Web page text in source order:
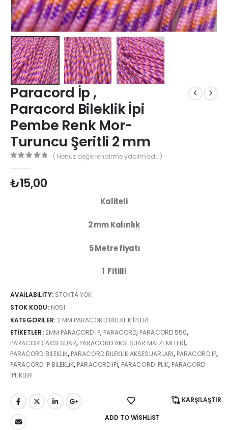
Paracord İp ,
Paracord Bileklik İpi
Pembe Renk Mor-
Turuncu Şeritli 2 mm
( Henüz değerlendirme yapılmadı. )
₺15,00
Kaliteli
2 mm Kalınlık
5 Metre fiyatı
1 Fitilli
AVAILABILITY: STOKTA YOK
STOK KODU: N051
KATEGORILER: 2 MM PARACORD BILEKLIK İPLERI
ETIKETLER: 2MM PARACORD IP, PARACORD, PARACORD 550,
PARACORD AKSESUAR, PARACORD AKSESUAR MALZEMELERI,
PARACORD BİLEKLİK, PARACORD BILEKLIK AKSESUARLARI, PARACORD IP,
PARACORD IP BILEKLIK, PARACORD IPI, PARACORD İPLİK, PARACORD
IPLIKLER
ADD TO WISHLIST
KARŞILAŞTIR